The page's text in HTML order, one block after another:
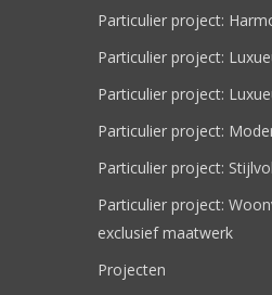
Particulier project:
Particulier project:
Particulier project:
Particulier project:
Particulier project:
Particulier project:
exclusief maatwerk
Projecten